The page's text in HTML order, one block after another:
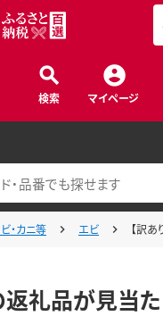
検索 マイページ
・カニ等 エビ 【訳
礼品が見当た